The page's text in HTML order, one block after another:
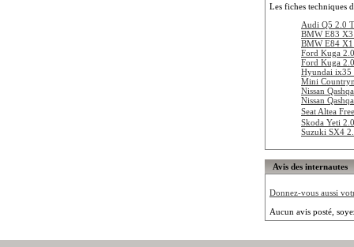
Les fiches techniques
Audi Q5 2.0
BMW E83
BMW E84
Ford Kuga
Ford Kuga
Hyundai ix35
Mini
Nissan
Nissan
Seat Altea
Skoda Yeti
Suzuki SX4
Avis des internautes
Donnez-vous aussi
Aucun avis posté,